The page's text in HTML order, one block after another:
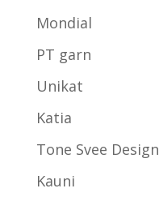
Mondial
PT garn
Unikat
Katia
Tone Svee Design
Kauni